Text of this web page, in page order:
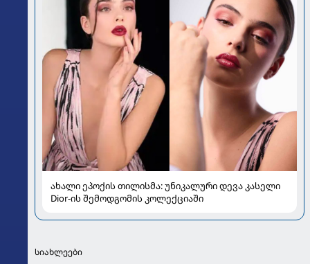
ახალი ეპოქის თილისმა: უნიკალური დევა კასელი
Dior-ის შემოდგომის კოლექციაში
სიახლეები